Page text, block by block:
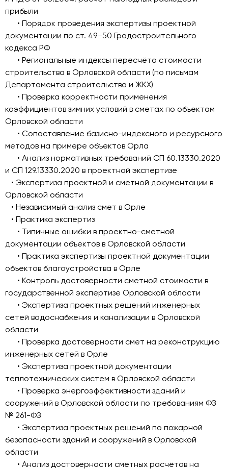
прибыли
• Порядок проведения экспертизы проектной
документации по ст. 49–50 Градостроительного
кодекса РФ
• Региональные индексы пересчёта стоимости
строительства в Орловской области (по письмам
Департамента строительства и ЖКХ)
• Проверка корректности применения
коэффициентов зимних условий в сметах по объектам
Орловской области
• Сопоставление базисно-индексного и ресурсного
методов на примере объектов Орла
• Анализ нормативных требований СП 60.13330.2020
и СП 129.13330.2020 в проектной экспертизе
• Экспертиза проектной и сметной документации в
Орловской области
• Независимый анализ смет в Орле
• Практика экспертиз
• Типичные ошибки в проектно-сметной
документации объектов в Орловской области
• Практика экспертизы проектной документации
объектов благоустройства в Орле
• Контроль достоверности сметной стоимости в
государственной экспертизе Орловской области
• Экспертиза проектных решений инженерных
сетей водоснабжения и канализации в Орловской
области
• Проверка достоверности смет на реконструкцию
инженерных сетей в Орле
• Экспертиза проектной документации
теплотехнических систем в Орловской области
• Проверка энергоэффективности зданий и
сооружений в Орловской области по требованиям ФЗ
№ 261-ФЗ
• Экспертиза проектных решений по пожарной
безопасности зданий и сооружений в Орловской
области
• Анализ достоверности сметных расчётов на